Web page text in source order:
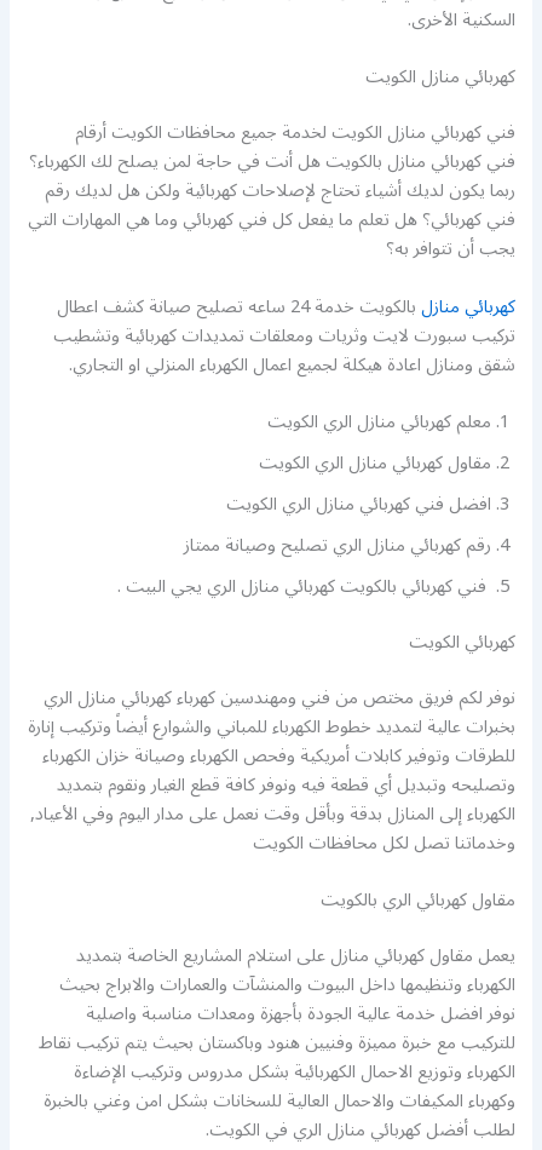
السكنية الأخرى.
كهربائي منازل الكويت
فني كهربائي منازل الكويت لخدمة جميع محافظات الكويت أرقام
فني كهربائي منازل بالكويت هل أنت في حاجة لمن يصلح لك الكهرباء؟
ربما يكون لديك أشياء تحتاج لإصلاحات كهربائية ولكن هل لديك رقم
فني كهربائي؟ هل تعلم ما يفعل كل فني كهربائي وما هي المهارات التي
يجب أن تتوافر به؟
كهربائي منازل
بالكويت خدمة 24 ساعه تصليح صيانة كشف اعطال
تركيب سبورت لايت وثريات ومعلقات تمديدات كهربائية وتشطيب
شقق ومنازل اعادة هيكلة لجميع اعمال الكهرباء المنزلي او التجاري.
معلم كهربائي منازل الري الكويت
مقاول كهربائي منازل الري الكويت
افضل فني كهربائي منازل الري الكويت
رقم كهربائي منازل الري تصليح وصيانة ممتاز
فني كهربائي بالكويت كهربائي منازل الري يجي البيت .
كهربائي الكويت
نوفر لكم فريق مختص من فني ومهندسين كهرباء كهربائي منازل الري
بخبرات عالية لتمديد خطوط الكهرباء للمباني والشوارع أيضاً وتركيب إنارة
للطرقات وتوفير كابلات أمريكية وفحص الكهرباء وصيانة خزان الكهرباء
وتصليحه وتبديل أي قطعة فيه ونوفر كافة قطع الغيار ونقوم بتمديد
الكهرباء إلى المنازل بدقة وبأقل وقت نعمل على مدار اليوم وفي الأعياد,
وخدماتنا تصل لكل محافظات الكويت
مقاول كهربائي الري بالكويت
يعمل مقاول كهربائي منازل على استلام المشاريع الخاصة بتمديد
الكهرباء وتنظيمها داخل البيوت والمنشآت والعمارات والابراج بحيث
نوفر افضل خدمة عالية الجودة بأجهزة ومعدات مناسبة واصلية
للتركيب مع خبرة مميزة وفنيين هنود وباكستان بحيث يتم تركيب نقاط
الكهرباء وتوزيع الاحمال الكهربائية بشكل مدروس وتركيب الإضاءة
وكهرباء المكيفات والاحمال العالية للسخانات بشكل امن وغني بالخبرة
لطلب أفضل كهربائي منازل الري في الكويت.